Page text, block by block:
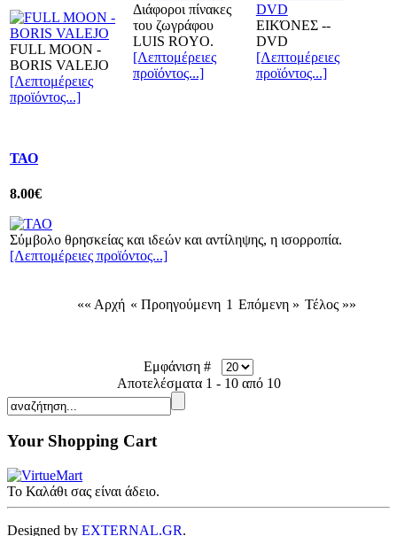
FULL MOON -
BORIS VALEJO
[Λεπτομέρειες
προϊόντος...]
Διάφοροι πίνακες
του ζωγράφου
LUIS ROYO.
[Λεπτομέρειες
προϊόντος...]
ΕΙΚΌΝΕΣ --
DVD
[Λεπτομέρειες
προϊόντος...]
ΤΑΟ
8.00€
Σύμβολο θρησκείας και ιδεών και αντίληψης, η ισορροπία.
[Λεπτομέρειες προϊόντος...]
«« Αρχή « Προηγούμενη 1 Επόμενη » Τέλος »»
Εμφάνιση #
Αποτελέσματα 1 - 10 από 10
Your Shopping Cart
Το Καλάθι σας είναι άδειο.
Designed by EXTERNAL.GR.